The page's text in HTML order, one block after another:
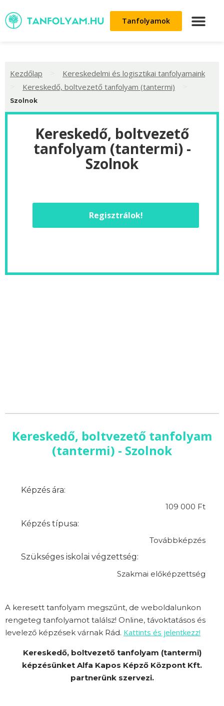
Tanfolyamok
Kezdőlap Kereskedelmi és logisztikai tanfolyamaink
Kereskedő, boltvezető tanfolyam (tantermi)
Szolnok
Kereskedő, boltvezető
tanfolyam (tantermi) -
Szolnok
Regisztrálok!
Kereskedő, boltvezető tanfolyam
(tantermi) - Szolnok
Képzés ára:
109 000 Ft
Képzés típusa:
Továbbképzés
Szükséges iskolai végzettség:
Szakmai előképzettség
A keresett tanfolyam megszűnt, de weboldalunkon
rengeteg tanfolyamot találsz! Online, távoktatásos és
levelező képzések várnak Rád. Kattints és jelentkezz!
Kereskedő, boltvezető tanfolyam (tantermi)
képzésünket Alfa Kapos Képző Központ Kft.
partnerünk szervezi.